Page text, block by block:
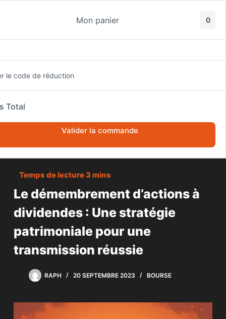
ACCUEIL
Le démembrement d’actions à
dividendes : Une stratégie
patrimoniale pour une
transmission réussie
RAPH 20 SEPTEMBRE 2023 BOURSE
Mon panier 0
le code de réduction
Total
Valider la commande